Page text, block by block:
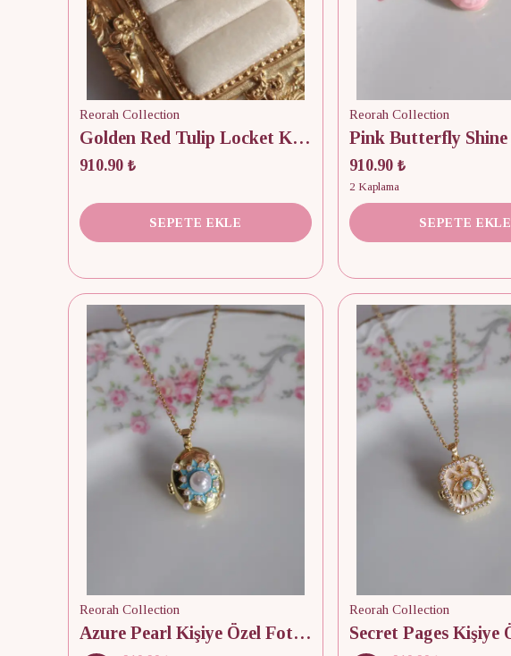
Reorah Collection
Golden Red Tulip Locket Kolye
910.90 ₺
SEPETE EKLE
Reorah Collection
910.90 ₺
2 Kaplama
SEPETE EKLE
Reorah Collection
Azure Pearl Kişiye Özel Fotoğraflı Kapaklı Kolye
Reorah Collection